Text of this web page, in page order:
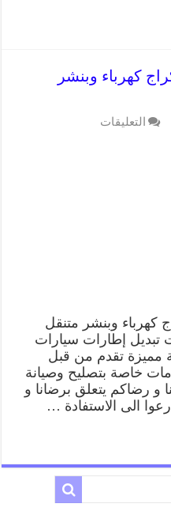
صبحان 99009551 كراج كهرباء وبنشر
التعليقات
كهرباء وبنشر متنقل
إطارات سيارات
مميزة تقدم من قبل
خاصة بتصليح وصيانة
و رضاكم يتعلق برضانا و
الى الاستفادة …